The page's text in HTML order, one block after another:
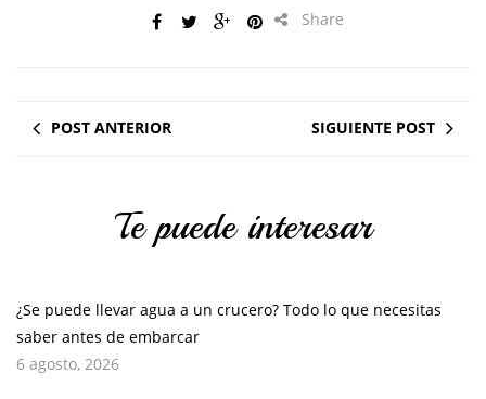
Share
POST ANTERIOR SIGUIENTE POST
Te puede interesar
¿Se puede llevar agua a un crucero? Todo lo que necesitas
saber antes de embarcar
6 agosto, 2026